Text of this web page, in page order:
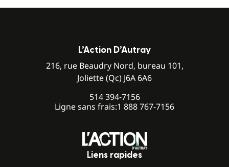
L’Action D’Autray
216, rue Beaudry Nord, bureau 101,
Joliette (Qc) J6A 6A6
514 394-7156
Ligne sans frais:1 888 767-7156
Liens rapides